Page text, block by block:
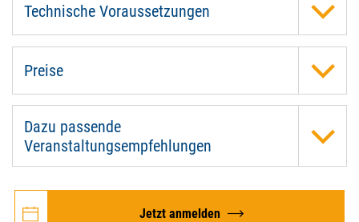
Technische Voraussetzungen
Preise
Dazu passende
Veranstaltungsempfehlungen
Jetzt anmelden